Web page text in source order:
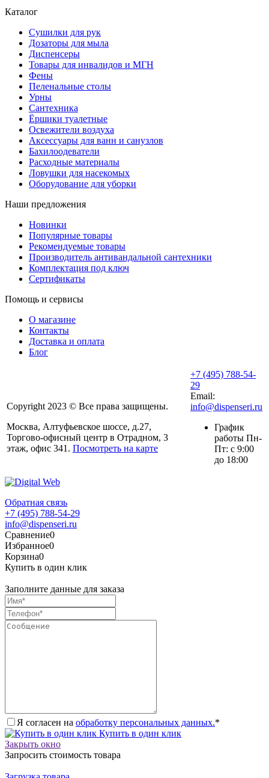
Каталог
Сушилки для рук
Дозаторы для мыла
Диспенсеры
Товары для инвалидов и МГН
Фены
Пеленальные столы
Урны
Сантехника
Ёршики туалетные
Освежители воздуха
Аксессуары для ванн и санузлов
Бахилоодеватели
Расходные материалы
Ловушки для насекомых
Оборудование для уборки
Наши предложения
Новинки
Популярные товары
Рекомендуемые товары
Производитель антивандальной сантехники
Комплектация под ключ
Сертификаты
Помощь и сервисы
О магазине
Контакты
Доставка и оплата
Блог
Copyright 2023 © Все права защищены.
Москва, Алтуфьевское шоссе, д.27,
Торгово-офисный центр в Отрадном, 3
этаж, офис 341. Посмотреть на карте
+7 (495) 788-54-
29
Email:
info@dispenseri.ru
График
работы Пн-
Пт: с 9:00
до 18:00
Обратная связь
+7 (495) 788-54-29
info@dispenseri.ru
Сравнение0
Избранное0
Корзина0
Купить в один клик
Заполните данные для заказа
Я согласен на обработку персональных данных.*
Купить в один клик
Закрыть окно
Запросить стоимость товара